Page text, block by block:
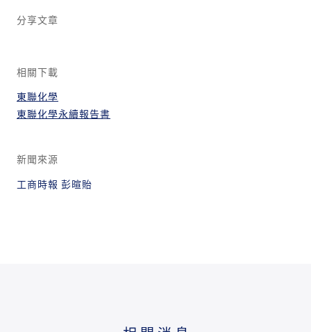
分享文章
相關下載
東聯化學
東聯化學永續報告書
新聞來源
工商時報 彭暄貽